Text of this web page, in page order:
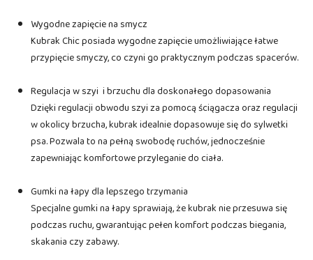
Wygodne zapięcie na smycz
Kubrak Chic posiada wygodne zapięcie umożliwiające łatwe
przypięcie smyczy, co czyni go praktycznym podczas spacerów.
Regulacja w szyi i brzuchu dla doskonałego dopasowania
Dzięki regulacji obwodu szyi za pomocą ściągacza oraz regulacji
w okolicy brzucha, kubrak idealnie dopasowuje się do sylwetki
psa. Pozwala to na pełną swobodę ruchów, jednocześnie
zapewniając komfortowe przyleganie do ciała.
Gumki na łapy dla lepszego trzymania
Specjalne gumki na łapy sprawiają, że kubrak nie przesuwa się
podczas ruchu, gwarantując pełen komfort podczas biegania,
skakania czy zabawy.